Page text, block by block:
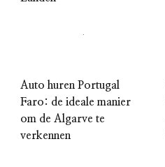
Auto huren Portugal
Faro: de ideale manier
om de Algarve te
verkennen